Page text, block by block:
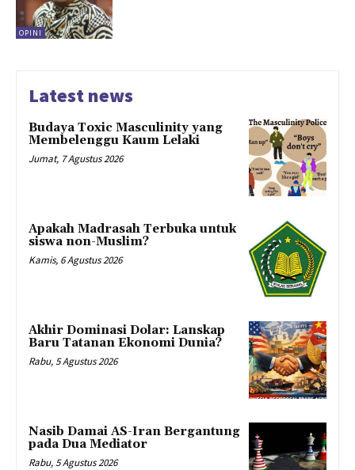
OPINI
Latest news
Budaya Toxic Masculinity yang
Membelenggu Kaum Lelaki
Jumat, 7 Agustus 2026
Apakah Madrasah Terbuka untuk
siswa non-Muslim?
Kamis, 6 Agustus 2026
Akhir Dominasi Dolar: Lanskap
Baru Tatanan Ekonomi Dunia?
Rabu, 5 Agustus 2026
Nasib Damai AS-Iran Bergantung
pada Dua Mediator
Rabu, 5 Agustus 2026